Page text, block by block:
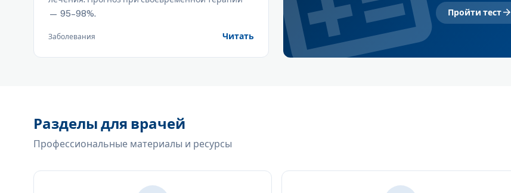
— 95–98%.
Заболевания Читать
Пройти тестarrow_forward
Разделы для врачей
Профессиональные материалы и ресурсы